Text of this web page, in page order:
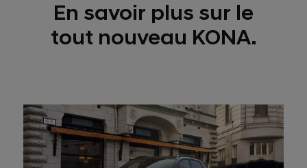
En savoir plus sur le
tout nouveau KONA.